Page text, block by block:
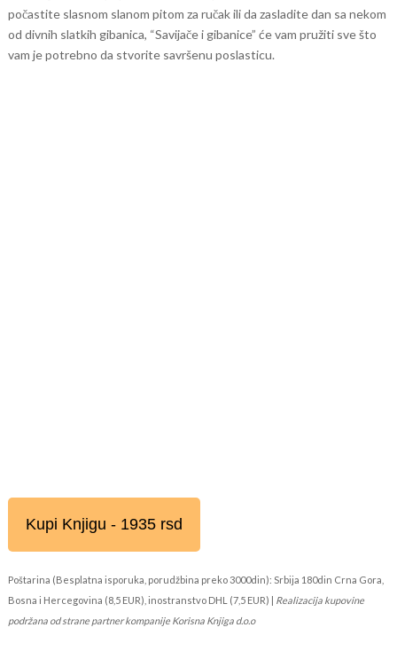
počastite slasnom slanom pitom za ručak ili da zasladite dan sa nekom
od divnih slatkih gibanica, “Savijače i gibanice” će vam pružiti sve što
vam je potrebno da stvorite savršenu poslasticu.
Kupi Knjigu - 1935 rsd
Poštarina (Besplatna isporuka, porudžbina preko 3000din): Srbija 180din Crna Gora,
Bosna i Hercegovina (8,5 EUR), inostranstvo DHL (7,5 EUR) | Realizacija kupovine
podržana od strane partner kompanije Korisna Knjiga d.o.o